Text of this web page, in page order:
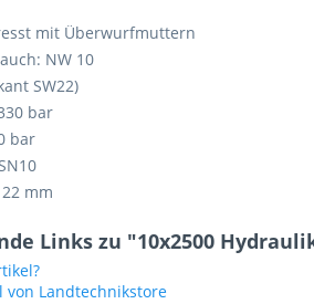
mit Überwurfmuttern
NW 10
SW22)
bar
bar
mm
Links zu "10x2500
von Landtechnikstore